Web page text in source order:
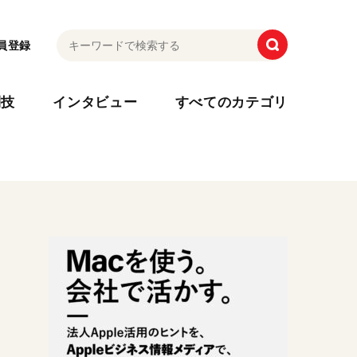
登録
インタビュー すべてのカテゴリ